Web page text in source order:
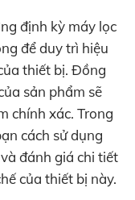
định kỳ máy lọc
để duy trì hiệu
thiết bị. Đồng
sản phẩm sẽ
chính xác. Trong
cách sử dụng
đánh giá chi tiết
của thiết bị này.